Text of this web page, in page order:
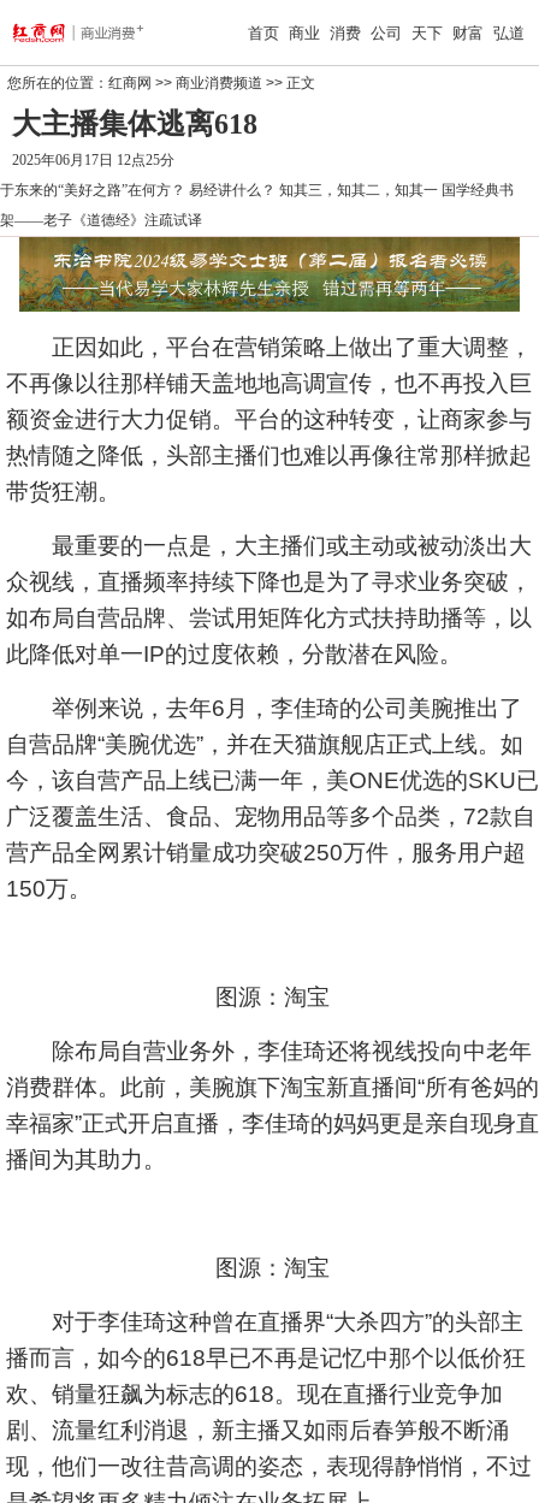
首页 商业 消费 公司 天下 财富 弘道
您所在的位置： 红商网 >> 商业消费频道 >> 正文
大主播集体逃离618
2025年06月17日 12点25分
于东来的“美好之路”在何方？ 易经讲什么？ 知其三，知其二，知其一 国学经典书
架——老子《道德经》注疏试译
正因如此，平台在营销策略上做出了重大调整，
不再像以往那样铺天盖地地高调宣传，也不再投入巨
额资金进行大力促销。平台的这种转变，让商家参与
热情随之降低，头部主播们也难以再像往常那样掀起
带货狂潮。
最重要的一点是，大主播们或主动或被动淡出大
众视线，直播频率持续下降也是为了寻求业务突破，
如布局自营品牌、尝试用矩阵化方式扶持助播等，以
此降低对单一IP的过度依赖，分散潜在风险。
举例来说，去年6月，李佳琦的公司美腕推出了
自营品牌“美腕优选”，并在天猫旗舰店正式上线。如
今，该自营产品上线已满一年，美ONE优选的SKU已
广泛覆盖生活、食品、宠物用品等多个品类，72款自
营产品全网累计销量成功突破250万件，服务用户超
150万。
图源：淘宝
除布局自营业务外，李佳琦还将视线投向中老年
消费群体。此前，美腕旗下淘宝新直播间“所有爸妈的
幸福家”正式开启直播，李佳琦的妈妈更是亲自现身直
播间为其助力。
图源：淘宝
对于李佳琦这种曾在直播界“大杀四方”的头部主
播而言，如今的618早已不再是记忆中那个以低价狂
欢、销量狂飙为标志的618。现在直播行业竞争加
剧、流量红利消退，新主播又如雨后春笋般不断涌
现，他们一改往昔高调的姿态，表现得静悄悄，不过